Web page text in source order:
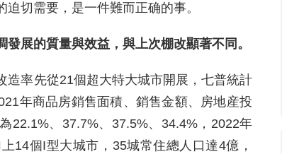
切需要，是一件難而正确的事。
展的質量與效益，與上次棚改顯著不同。
造率先從21個超大特大城市開展，七普統計
年商品房銷售面積、銷售金額、房地産投
22.1%、37.7%、37.5%、34.4%，2022年
14個I型大城市，35城常住總人口達4億，